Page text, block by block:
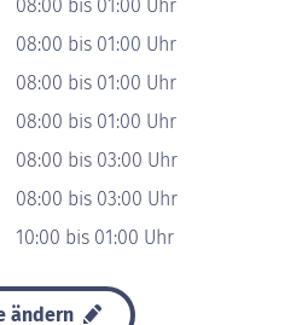
08:00 bis 01:00 Uhr
08:00 bis 01:00 Uhr
08:00 bis 01:00 Uhr
08:00 bis 01:00 Uhr
08:00 bis 03:00 Uhr
08:00 bis 03:00 Uhr
10:00 bis 01:00 Uhr
ändern